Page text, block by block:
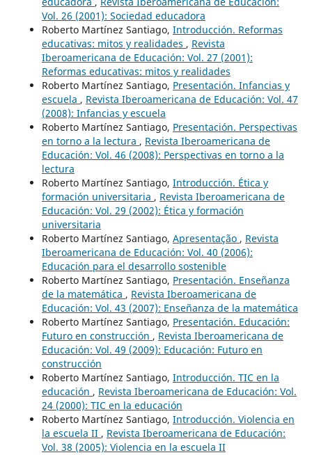
Vol. 26 (2001): Sociedad educadora
Roberto Martínez Santiago, Introducción. Reformas
educativas: mitos y realidades , Revista
Iberoamericana de Educación: Vol. 27 (2001):
Reformas educativas: mitos y realidades
Roberto Martínez Santiago, Presentación. Infancias y
escuela , Revista Iberoamericana de Educación: Vol. 47
(2008): Infancias y escuela
Roberto Martínez Santiago, Presentación. Perspectivas
en torno a la lectura , Revista Iberoamericana de
Educación: Vol. 46 (2008): Perspectivas en torno a la
lectura
Roberto Martínez Santiago, Introducción. Ética y
formación universitaria , Revista Iberoamericana de
Educación: Vol. 29 (2002): Ética y formación
universitaria
Roberto Martínez Santiago, Apresentação , Revista
Iberoamericana de Educación: Vol. 40 (2006):
Educación para el desarrollo sostenible
Roberto Martínez Santiago, Presentación. Enseñanza
de la matemática , Revista Iberoamericana de
Educación: Vol. 43 (2007): Enseñanza de la matemática
Roberto Martínez Santiago, Presentación. Educación:
Futuro en construcción , Revista Iberoamericana de
Educación: Vol. 49 (2009): Educación: Futuro en
construcción
Roberto Martínez Santiago, Introducción. TIC en la
educación , Revista Iberoamericana de Educación: Vol.
24 (2000): TIC en la educación
Roberto Martínez Santiago, Introducción. Violencia en
la escuela II , Revista Iberoamericana de Educación:
Vol. 38 (2005): Violencia en la escuela II